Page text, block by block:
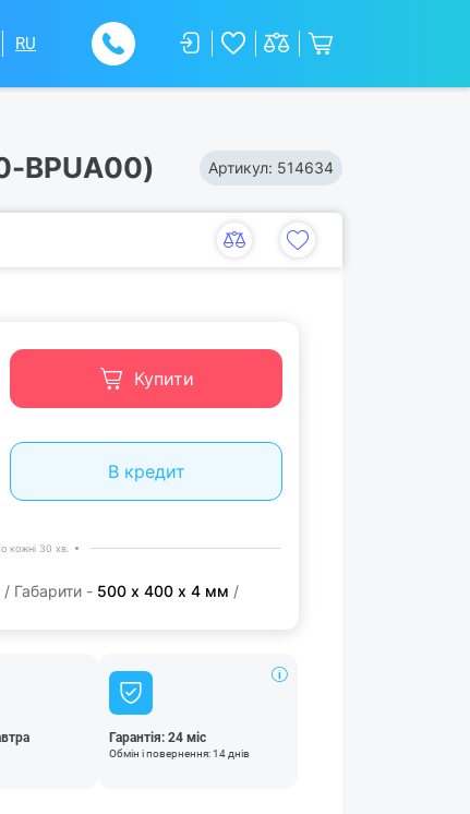
RU
BPUA00) Артикул: 514634
Купити
В кредит
кожні 30 хв.
/ Габарити - 500 х 400 х 4 мм /
Гарантія: 24 міс
Обмін і повернення: 14 днів